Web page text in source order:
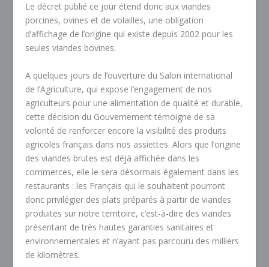
Le décret publié ce jour étend donc aux viandes
porcines, ovines et de volailles, une obligation
d’affichage de l’origine qui existe depuis 2002 pour les
seules viandes bovines.
A quelques jours de l’ouverture du Salon international
de l’Agriculture, qui expose l’engagement de nos
agriculteurs pour une alimentation de qualité et durable,
cette décision du Gouvernement témoigne de sa
volonté de renforcer encore la visibilité des produits
agricoles français dans nos assiettes. Alors que l’origine
des viandes brutes est déjà affichée dans les
commerces, elle le sera désormais également dans les
restaurants : les Français qui le souhaitent pourront
donc privilégier des plats préparés à partir de viandes
produites sur notre territoire, c’est-à-dire des viandes
présentant de très hautes garanties sanitaires et
environnementales et n’ayant pas parcouru des milliers
de kilomètres.